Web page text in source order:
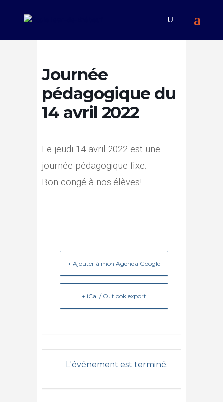
Journée
pédagogique du
14 avril 2022
Le jeudi 14 avril 2022 est une
journée pédagogique fixe.
Bon congé à nos élèves!
+ Ajouter à mon Agenda Google
+ iCal / Outlook export
L'événement est terminé.